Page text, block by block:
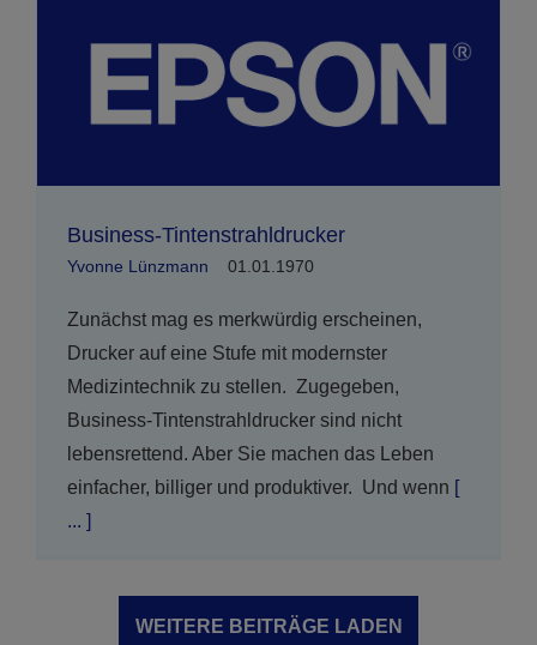
Business-Tintenstrahldrucker
Yvonne Lünzmann 01.01.1970
Zunächst mag es merkwürdig erscheinen,
Drucker auf eine Stufe mit modernster
Medizintechnik zu stellen. Zugegeben,
Business-Tintenstrahldrucker sind nicht
lebensrettend. Aber Sie machen das Leben
einfacher, billiger und produktiver. Und wenn [
... ]
WEITERE BEITRÄGE LADEN